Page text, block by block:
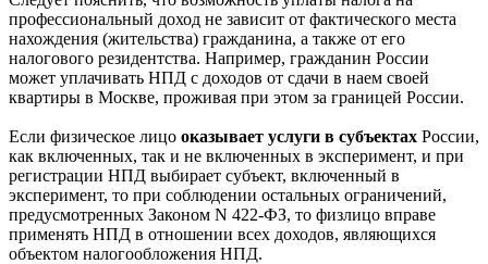
профессиональный доход не зависит от фактического места
нахождения (жительства) гражданина, а также от его
налогового резидентства. Например, гражданин России
может уплачивать НПД с доходов от сдачи в наем своей
квартиры в Москве, проживая при этом за границей России.
Если физическое лицо оказывает услуги в субъектах России,
как включенных, так и не включенных в эксперимент, и при
регистрации НПД выбирает субъект, включенный в
эксперимент, то при соблюдении остальных ограничений,
предусмотренных Законом N 422-ФЗ, то физлицо вправе
применять НПД в отношении всех доходов, являющихся
объектом налогообложения НПД.